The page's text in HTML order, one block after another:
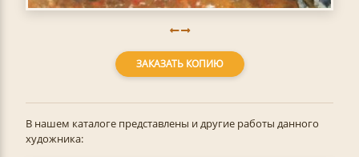
ЗАКАЗАТЬ КОПИЮ
В нашем каталоге представлены и другие работы данного
художника: